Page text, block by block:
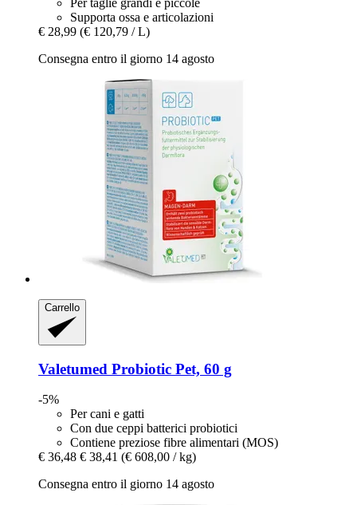
Supporta ossa e articolazioni
€ 28,99 (€ 120,79 / L)
Consegna entro il giorno 14 agosto
Carrello
Valetumed Probiotic Pet, 60 g
-5%
Per cani e gatti
Con due ceppi batterici probiotici
Contiene preziose fibre alimentari (MOS)
€ 36,48 € 38,41 (€ 608,00 / kg)
Consegna entro il giorno 14 agosto